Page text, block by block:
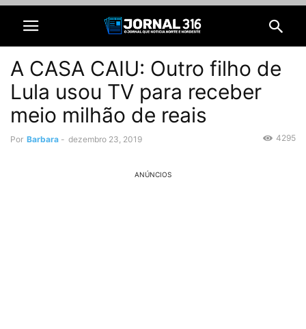
A CASA CAIU: Outro filho de
Lula usou TV para receber
meio milhão de reais
Por Barbara - dezembro 23, 2019 4295
ANÚNCIOS